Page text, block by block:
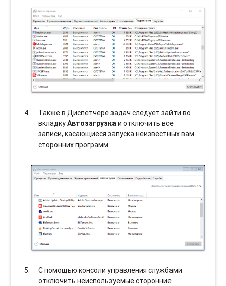
Также в Диспетчере задач следует зайти во
вкладкуАвтозагрузкаи отключить все
записи, касающиеся запуска неизвестных вам
сторонних программ.
С помощью консоли управления службами
отключить неиспользуемые сторонние